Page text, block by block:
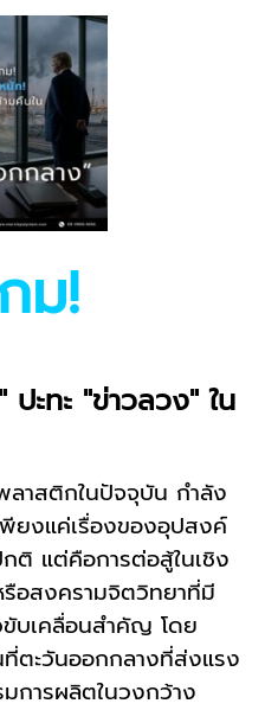
ม!
ะทะ "ข่าวลวง" ใน
ลาสติกในปัจจุบัน กำลัง
ยงแค่เรื่องของอุปสงค์
ติ แต่คือการต่อสู้ในเชิง
อสงครามจิตวิทยาที่มี
บเคลื่อนสำคัญ โดย
ที่ตะวันออกกลางที่ส่งแรง
การผลิตในวงกว้าง